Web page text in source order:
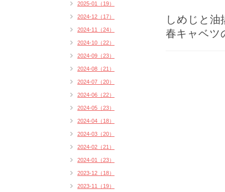
しめじと油
春キャベツ
2025-01（19）
2024-12（17）
2024-11（24）
2024-10（22）
2024-09（23）
2024-08（21）
2024-07（20）
2024-06（22）
2024-05（23）
2024-04（18）
2024-03（20）
2024-02（21）
2024-01（23）
2023-12（18）
2023-11（19）